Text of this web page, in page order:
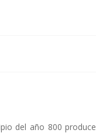
del año 800 produce